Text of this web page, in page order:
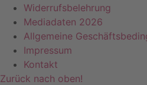
Widerrufsbelehrung
Mediadaten 2026
Allgemeine
Impressum
Kontakt
Zurück nach oben!